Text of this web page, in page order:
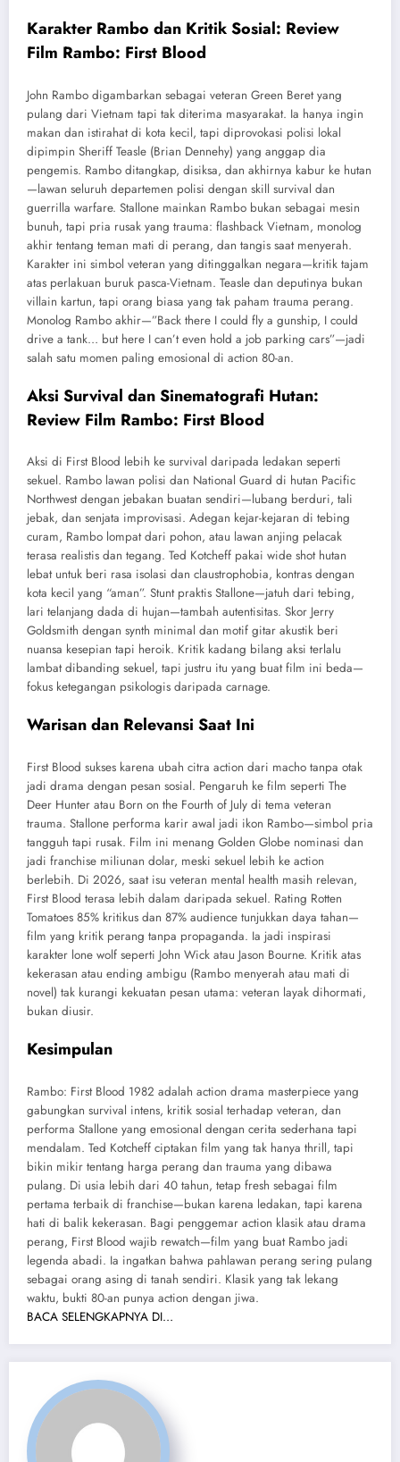
Karakter Rambo dan Kritik Sosial: Review
Film Rambo: First Blood
John Rambo digambarkan sebagai veteran Green Beret yang
pulang dari Vietnam tapi tak diterima masyarakat. Ia hanya ingin
makan dan istirahat di kota kecil, tapi diprovokasi polisi lokal
dipimpin Sheriff Teasle (Brian Dennehy) yang anggap dia
pengemis. Rambo ditangkap, disiksa, dan akhirnya kabur ke hutan
—lawan seluruh departemen polisi dengan skill survival dan
guerrilla warfare. Stallone mainkan Rambo bukan sebagai mesin
bunuh, tapi pria rusak yang trauma: flashback Vietnam, monolog
akhir tentang teman mati di perang, dan tangis saat menyerah.
Karakter ini simbol veteran yang ditinggalkan negara—kritik tajam
atas perlakuan buruk pasca-Vietnam. Teasle dan deputinya bukan
villain kartun, tapi orang biasa yang tak paham trauma perang.
Monolog Rambo akhir—”Back there I could fly a gunship, I could
drive a tank… but here I can’t even hold a job parking cars”—jadi
salah satu momen paling emosional di action 80-an.
Aksi Survival dan Sinematografi Hutan:
Review Film Rambo: First Blood
Aksi di First Blood lebih ke survival daripada ledakan seperti
sekuel. Rambo lawan polisi dan National Guard di hutan Pacific
Northwest dengan jebakan buatan sendiri—lubang berduri, tali
jebak, dan senjata improvisasi. Adegan kejar-kejaran di tebing
curam, Rambo lompat dari pohon, atau lawan anjing pelacak
terasa realistis dan tegang. Ted Kotcheff pakai wide shot hutan
lebat untuk beri rasa isolasi dan claustrophobia, kontras dengan
kota kecil yang “aman”. Stunt praktis Stallone—jatuh dari tebing,
lari telanjang dada di hujan—tambah autentisitas. Skor Jerry
Goldsmith dengan synth minimal dan motif gitar akustik beri
nuansa kesepian tapi heroik. Kritik kadang bilang aksi terlalu
lambat dibanding sekuel, tapi justru itu yang buat film ini beda—
fokus ketegangan psikologis daripada carnage.
Warisan dan Relevansi Saat Ini
First Blood sukses karena ubah citra action dari macho tanpa otak
jadi drama dengan pesan sosial. Pengaruh ke film seperti The
Deer Hunter atau Born on the Fourth of July di tema veteran
trauma. Stallone performa karir awal jadi ikon Rambo—simbol pria
tangguh tapi rusak. Film ini menang Golden Globe nominasi dan
jadi franchise miliunan dolar, meski sekuel lebih ke action
berlebih. Di 2026, saat isu veteran mental health masih relevan,
First Blood terasa lebih dalam daripada sekuel. Rating Rotten
Tomatoes 85% kritikus dan 87% audience tunjukkan daya tahan—
film yang kritik perang tanpa propaganda. Ia jadi inspirasi
karakter lone wolf seperti John Wick atau Jason Bourne. Kritik atas
kekerasan atau ending ambigu (Rambo menyerah atau mati di
novel) tak kurangi kekuatan pesan utama: veteran layak dihormati,
bukan diusir.
Kesimpulan
Rambo: First Blood 1982 adalah action drama masterpiece yang
gabungkan survival intens, kritik sosial terhadap veteran, dan
performa Stallone yang emosional dengan cerita sederhana tapi
mendalam. Ted Kotcheff ciptakan film yang tak hanya thrill, tapi
bikin mikir tentang harga perang dan trauma yang dibawa
pulang. Di usia lebih dari 40 tahun, tetap fresh sebagai film
pertama terbaik di franchise—bukan karena ledakan, tapi karena
hati di balik kekerasan. Bagi penggemar action klasik atau drama
perang, First Blood wajib rewatch—film yang buat Rambo jadi
legenda abadi. Ia ingatkan bahwa pahlawan perang sering pulang
sebagai orang asing di tanah sendiri. Klasik yang tak lekang
waktu, bukti 80-an punya action dengan jiwa.
BACA SELENGKAPNYA DI…